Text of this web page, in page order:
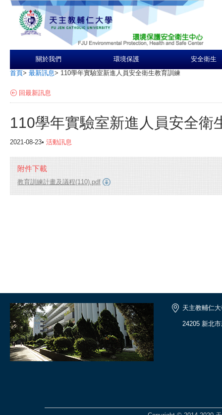
關於我們 環境保護 安全衛生
首頁> 最新訊息> 110學年實驗室新進人員安全衛生教育訓練
回最新訊息
110學年實驗室新進人員安全衛
2021-08-23• 活動訊息
附件下載
教育訓練計畫及議程(110).pdf
天主教輔仁
24205 新北